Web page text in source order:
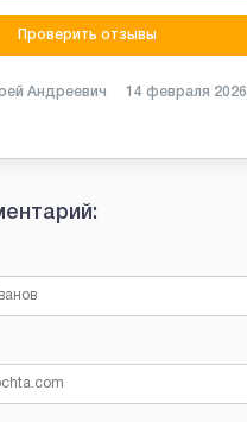
Проверить отзывы
Андреевич 14 февраля 2026